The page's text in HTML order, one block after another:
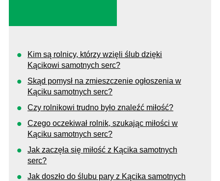
Kim są rolnicy, którzy wzięli ślub dzięki
Kącikowi samotnych serc?
Skąd pomysł na zmieszczenie ogłoszenia w
Kąciku samotnych serc?
Czy rolnikowi trudno było znaleźć miłość?
Czego oczekiwał rolnik, szukając miłości w
Kąciku samotnych serc?
Jak zaczęła się miłość z Kącika samotnych
serc?
Jak doszło do ślubu pary z Kącika samotnych